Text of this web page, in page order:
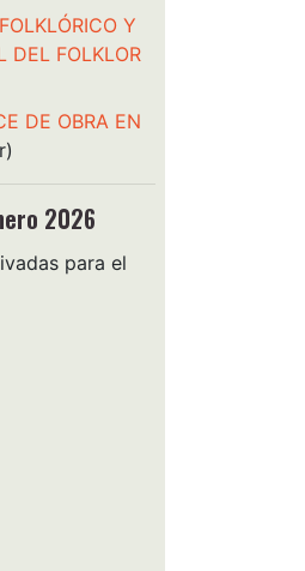
Y
DEL FOLKLOR
DE OBRA EN
2026
para el